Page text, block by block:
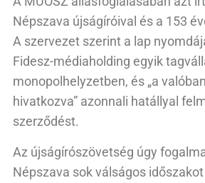
Népszava újságíróival és a 153
A szervezet szerint a lap
Fidesz-médiaholding egyik
monopolhelyzetben, és „a
hivatkozva” azonnali hatállyal
szerződést.
Az újságírószövetség úgy
Népszava sok válságos